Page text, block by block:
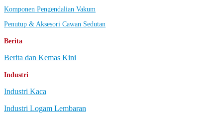
Komponen Pengendalian Vakum
Penutup & Aksesori Cawan Sedutan
Berita
Berita dan Kemas Kini
Industri
Industri Kaca
Industri Logam Lembaran